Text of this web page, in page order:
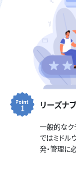
リーズナ
一般的なク
ではミドル
発・管理に